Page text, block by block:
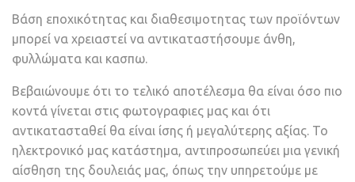
Βάση εποχικότητας και διαθεσιμοτητας των προϊόντων
μπορεί να χρειαστεί να αντικαταστήσουμε άνθη,
φυλλώματα και κασπω.
Βεβαιώνουμε ότι το τελικό αποτέλεσμα θα είναι όσο πιο
κοντά γίνεται στις φωτογραφιες μας και ότι
αντικατασταθεί θα είναι ίσης ή μεγαλύτερης αξίας. Το
ηλεκτρονικό μας κατάστημα, αντιπροσωπεύει μια γενική
αίσθηση της δουλειάς μας, όπως την υπηρετούμε με